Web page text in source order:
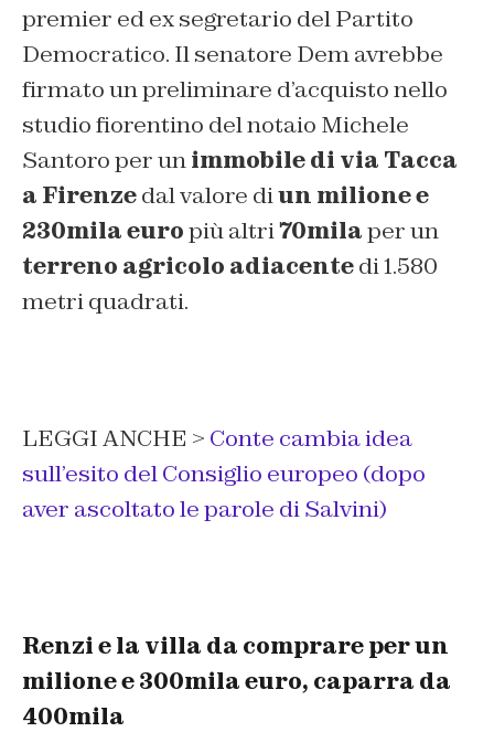
premier ed ex segretario del Partito
Democratico. Il senatore Dem avrebbe
firmato un preliminare d’acquisto nello
studio fiorentino del notaio Michele
Santoro per unimmobile di via Tacca
a Firenzedal valore diun milione e
230mila europiù altri70milaper un
terreno agricolo adiacentedi 1.580
metri quadrati.
LEGGI ANCHE > Conte cambia idea
sull’esito del Consiglio europeo (dopo
aver ascoltato le parole di Salvini)
Renzi e la villa da comprare per un
milione e 300mila euro, caparra da
400mila